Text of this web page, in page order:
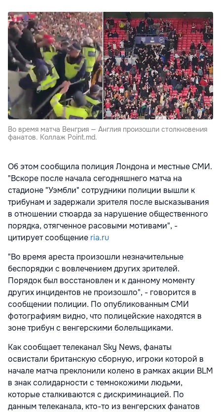
Во время матча Венгрия — Англия произошли столкновения
фанатов. Коллаж Point.md.
Об этом сообщила полиция Лондона и местные СМИ.
"Вскоре после начала сегодняшнего матча на
стадионе "Уэмбли" сотрудники полиции вышли к
трибунам и задержали зрителя после высказывания
в отношении стюарда за нарушение общественного
порядка, отягченное расовыми мотивами", -
цитирует сообщение ria.ru
"Во время ареста произошли незначительные
беспорядки с вовлечением других зрителей.
Порядок был восстановлен и к данному моменту
других инцидентов не произошло", - говорится в
сообщении полиции. По опубликованным СМИ
фотографиям видно, что полицейские находятся в
зоне трибун с венгерскими болельщиками.
Как сообщает телеканал Sky News, фанаты
освистали британскую сборную, игроки которой в
начале матча преклонили колено в рамках акции BLM
в знак солидарности с темнокожими людьми,
которые сталкиваются с дискриминацией. По
данным телеканала, кто-то из венгерских фанатов